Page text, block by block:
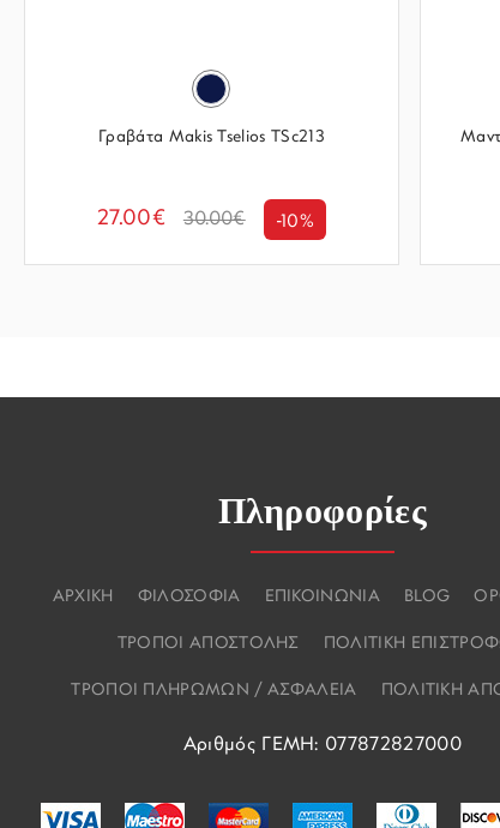
Γραβάτα Makis Tselios TSc213
27.00€ 30.00€ -10%
Πληροφορίες
ΑΡΧΙΚΗ ΦΙΛΟΣΟΦΙΑ ΕΠΙΚΟΙΝΩΝΙΑ BLOG
ΤΡΟΠΟΙ ΑΠΟΣΤΟΛΗΣ ΠΟΛΙΤΙΚΗ
ΤΡΟΠΟΙ ΠΛΗΡΩΜΩΝ / ΑΣΦΑΛΕΙΑ ΠΟΛΙΤΙΚΗ
Αριθμός ΓΕΜΗ: 077872827000